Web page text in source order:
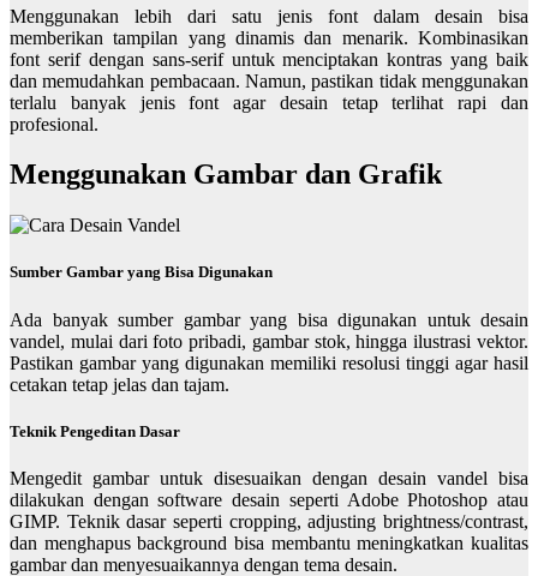
Menggunakan lebih dari satu jenis font dalam desain bisa
memberikan tampilan yang dinamis dan menarik. Kombinasikan
font serif dengan sans-serif untuk menciptakan kontras yang baik
dan memudahkan pembacaan. Namun, pastikan tidak menggunakan
terlalu banyak jenis font agar desain tetap terlihat rapi dan
profesional.
Menggunakan Gambar dan Grafik
Sumber Gambar yang Bisa Digunakan
Ada banyak sumber gambar yang bisa digunakan untuk desain
vandel, mulai dari foto pribadi, gambar stok, hingga ilustrasi vektor.
Pastikan gambar yang digunakan memiliki resolusi tinggi agar hasil
cetakan tetap jelas dan tajam.
Teknik Pengeditan Dasar
Mengedit gambar untuk disesuaikan dengan desain vandel bisa
dilakukan dengan software desain seperti Adobe Photoshop atau
GIMP. Teknik dasar seperti cropping, adjusting brightness/contrast,
dan menghapus background bisa membantu meningkatkan kualitas
gambar dan menyesuaikannya dengan tema desain.